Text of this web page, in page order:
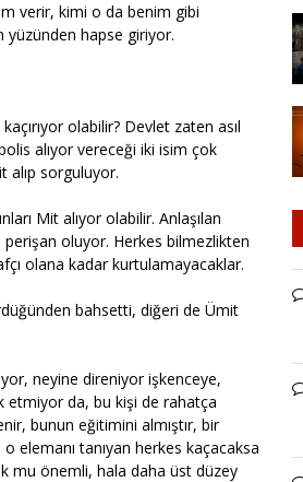
verir, kimi o da benim gibi
yüzünden hapse giriyor.
olabilir? Devlet zaten asıl
alıyor vereceği iki isim çok
alıp sorguluyor.
Mit alıyor olabilir. Anlaşılan
perişan oluyor. Herkes bilmezlikten
olana kadar kurtulamayacaklar.
bahsetti, diğeri de Ümit
neyine direniyor işkenceye,
etmiyor da, bu kişi de rahatça
bunun eğitimini almıştır, bir
elemanı tanıyan herkes kaçacaksa
mu önemli, hala daha üst düzey